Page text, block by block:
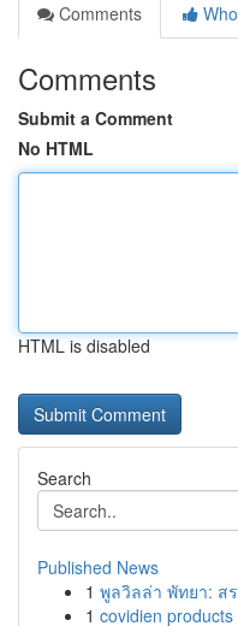
Comments
Comments
Submit a Comment
No HTML
HTML is disabled
Search
Published News
1 พูลวิลล่า พัทยา: ส
1 covidien products